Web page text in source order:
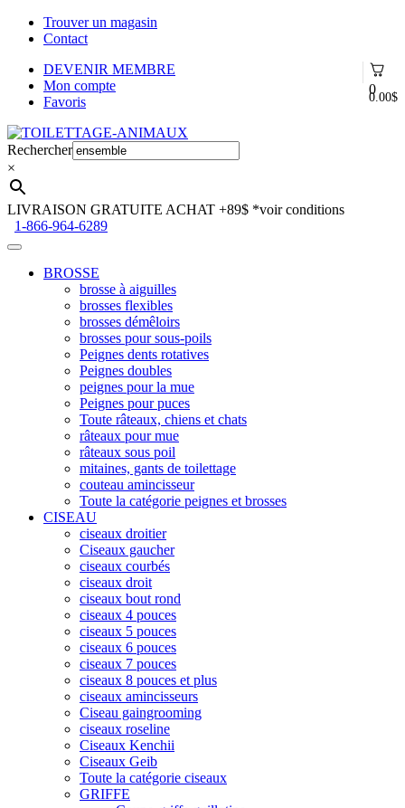
Trouver un magasin
Contact
0
0.00$
DEVENIR MEMBRE
Mon compte
Favoris
Aller
à
la
navigation
Aller
au
contenu
Rechercher
×
LIVRAISON GRATUITE ACHAT +89$ *voir conditions
1-866-964-6289
BROSSE
brosse à aiguilles
brosses flexibles
brosses démêloirs
brosses pour sous-poils
Peignes dents rotatives
Peignes doubles
peignes pour la mue
Peignes pour puces
Toute râteaux, chiens et chats
râteaux pour mue
râteaux sous poil
mitaines, gants de toilettage
couteau amincisseur
Toute la catégorie peignes et brosses
CISEAU
ciseaux droitier
Ciseaux gaucher
ciseaux courbés
ciseaux droit
ciseaux bout rond
ciseaux 4 pouces
ciseaux 5 pouces
ciseaux 6 pouces
ciseaux 7 pouces
ciseaux 8 pouces et plus
ciseaux amincisseurs
Ciseau gaingrooming
ciseaux roseline
Ciseaux Kenchii
Ciseaux Geib
Toute la catégorie ciseaux
GRIFFE